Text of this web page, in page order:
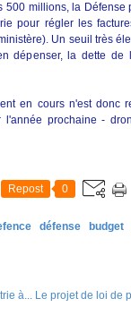
500 millions, la Défense
pour régler les
Un seuil très
dépenser, la dette de
en cours n'est donc
prochaine -
Repost 0
défense budget
à... Le projet de loi de